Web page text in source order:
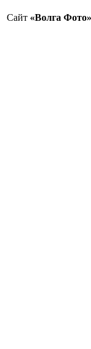
Сайт «Волга Фото»